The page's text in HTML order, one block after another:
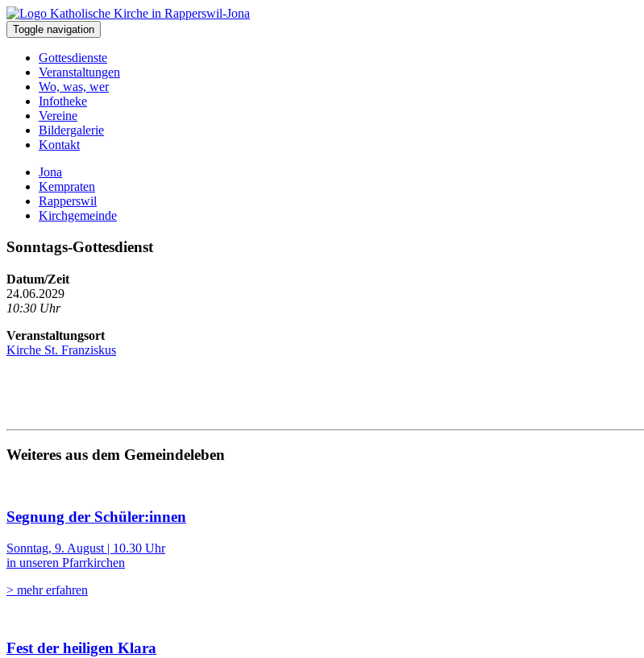
Toggle navigation
Gottesdienste
Veranstaltungen
Wo, was, wer
Infotheke
Vereine
Bildergalerie
Kontakt
Jona
Kempraten
Rapperswil
Kirchgemeinde
Sonntags-Gottesdienst
Datum/Zeit
24.06.2029
10:30 Uhr
Veranstaltungsort
Kirche St. Franziskus
Weiteres aus dem Gemeindeleben
Segnung der Schüler:innen
Sonntag, 9. August | 10.30 Uhr
in unseren Pfarrkirchen
> mehr erfahren
Fest der heiligen Klara